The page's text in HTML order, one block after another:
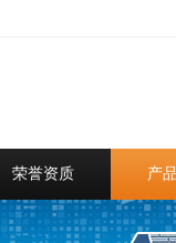
荣誉资质 产